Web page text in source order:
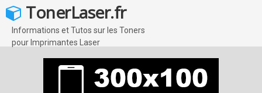
Skip
to
content
TonerLaser.fr
Informations et Tutos sur les Toners
pour Imprimantes Laser